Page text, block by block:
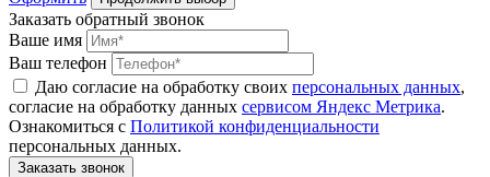
Заказать обратный звонок
Ваше имя
Ваш телефон
Даю согласие на обработку своих персональных данных,
согласие на обработку данных сервисом Яндекс Метрика.
Ознакомиться с Политикой конфиденциальности
персональных данных.